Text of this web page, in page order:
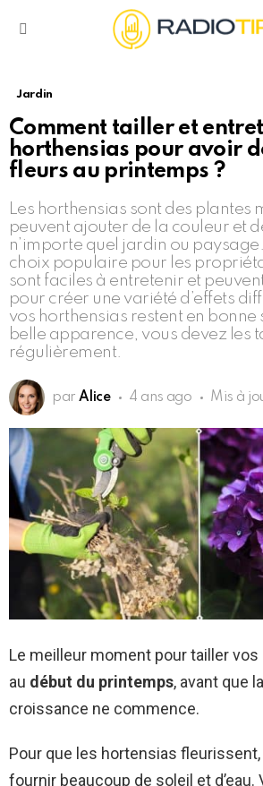
Jardin
Comment tailler et
horthensias pour avoir
fleurs au printemps ?
Les horthensias sont des plantes
peuvent ajouter de la couleur et
n’importe quel jardin ou
choix populaire pour les
sont faciles à entretenir et
pour créer une variété d’effets
vos horthensias restent en bonne
belle apparence, vous devez les
régulièrement.
par Alice 4 ans ago Mis à
Le meilleur moment pour tailler
au début du printemps, avant que
croissance ne commence.
Pour que les hortensias
fournir beaucoup de soleil et d’eau.